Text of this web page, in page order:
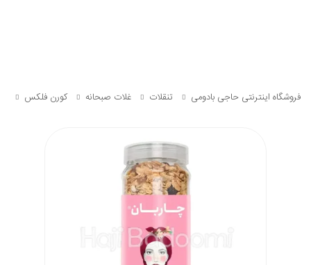
فروشگاه اینترنتی حاجی بادومی تنقلات غلات صبحانه کورن فلکس